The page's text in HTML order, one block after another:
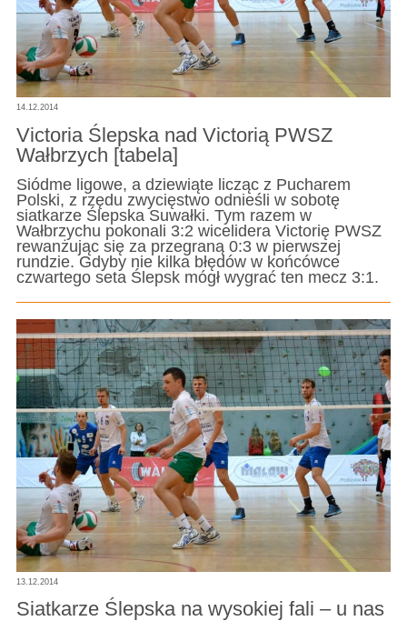
14.12.2014
Victoria Ślepska nad Victorią PWSZ
Wałbrzych [tabela]
Siódme ligowe, a dziewiąte licząc z Pucharem
Polski, z rzędu zwycięstwo odnieśli w sobotę
siatkarze Ślepska Suwałki. Tym razem w
Wałbrzychu pokonali 3:2 wicelidera Victorię PWSZ
rewanżując się za przegraną 0:3 w pierwszej
rundzie. Gdyby nie kilka błędów w końcówce
czwartego seta Ślepsk mógł wygrać ten mecz 3:1.
13.12.2014
Siatkarze Ślepska na wysokiej fali – u nas